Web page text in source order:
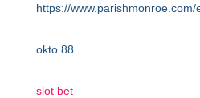
https://
okto 88
slot bet